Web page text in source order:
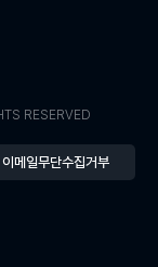
RESERVED
이메일무단수집거부